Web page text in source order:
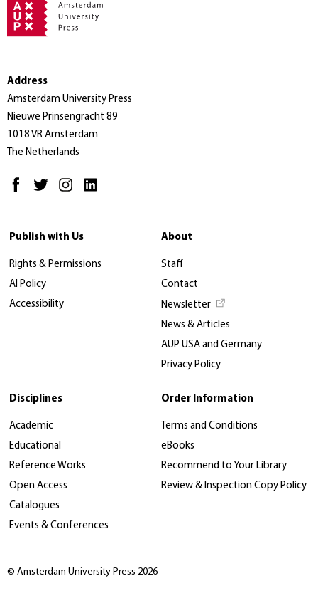
Address
Amsterdam University Press
Nieuwe Prinsengracht 89
1018 VR Amsterdam
The Netherlands
Publish with Us
Rights & Permissions
AI Policy
Accessibility
About
Staff
Contact
Newsletter
News & Articles
AUP USA and Germany
Privacy Policy
Disciplines
Academic
Educational
Reference Works
Open Access
Catalogues
Events & Conferences
Order Information
Terms and Conditions
eBooks
Recommend to Your Library
Review & Inspection Copy Policy
© Amsterdam University Press 2026